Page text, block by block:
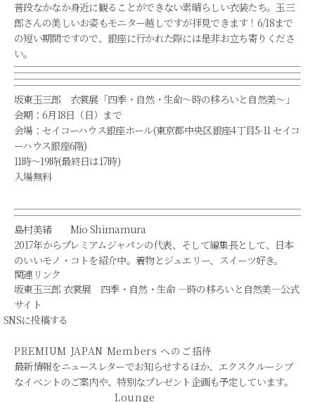
普段なかなか身近に観ることができない素晴らしい衣装たち。 玉三
郎さんの美しいお姿もモニター越しですが拝見できます！6/18まで
の短い期間ですので、 銀座に行かれた際には是非お立ち寄りくださ
い。
坂東玉三郎 衣裳展「四季・自然・生命～時の移ろいと自然美～」
会期：6月18日（日）まで
会場：セイコーハウス銀座ホール(東京都中央区銀座4丁目5-11 セイコ
ーハウス銀座6階)
11時～19時(最終日は17時)
入場無料
島村美緒 Mio Shimamura
2017年からプレミアムジャパンの代表、そして編集長として、 日本
のいいモノ・コトを紹介中。着物とジュエリー、 スイーツ好き。
関連リンク
坂東玉三郎 衣裳展 四季・自然・生命 ―時の移ろいと自然美―公式
サイト
SNSに投稿する
PREMIUM JAPAN Members へのご招待
最新情報をニュースレターでお知らせするほか、エクスクルーシブ
なイベントのご案内や、特別なプレゼント企画も予定しています。
Lounge